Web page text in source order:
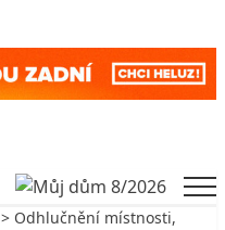
> Odhlučnění místnosti,